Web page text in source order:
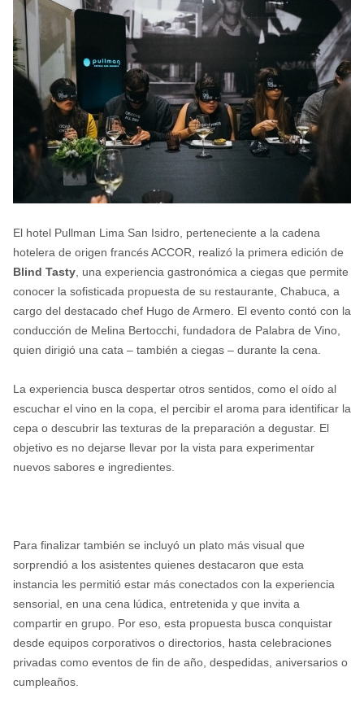
El hotel Pullman Lima San Isidro, perteneciente a la cadena
hotelera de origen francés ACCOR, realizó la primera edición de
Blind Tasty, una experiencia gastronómica a ciegas que permite
conocer la sofisticada propuesta de su restaurante, Chabuca, a
cargo del destacado chef Hugo de Armero. El evento contó con la
conducción de Melina Bertocchi, fundadora de Palabra de Vino,
quien dirigió una cata – también a ciegas – durante la cena.
La experiencia busca despertar otros sentidos, como el oído al
escuchar el vino en la copa, el percibir el aroma para identificar la
cepa o descubrir las texturas de la preparación a degustar. El
objetivo es no dejarse llevar por la vista para experimentar
nuevos sabores e ingredientes.
Para finalizar también se incluyó un plato más visual que
sorprendió a los asistentes quienes destacaron que esta
instancia les permitió estar más conectados con la experiencia
sensorial, en una cena lúdica, entretenida y que invita a
compartir en grupo. Por eso, esta propuesta busca conquistar
desde equipos corporativos o directorios, hasta celebraciones
privadas como eventos de fin de año, despedidas, aniversarios o
cumpleaños.